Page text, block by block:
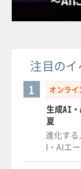
注目の
オンライ
1
生成AI
夏
進化す
I・AIエ